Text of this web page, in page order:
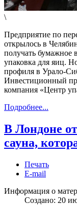
\
Предприятие по
открылось в
получать бумажное
упаковка для яиц.
профиля в Урало-
Инвестиционный
компания «Центр
Подробнее...
В Лондоне
сауна,
Печать
E-mail
Информация о
Создано: 20